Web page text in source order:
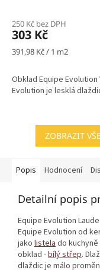
250 Kč bez DPH
303 Kč
Měrná
391,98 Kč / 1 m2
Obklad Equipe
Evolution je lesklá
ZOBRAZIT
Popis Hodnocení
Detailní popis
Equipe Evolution
Equipe Evolution od
jako listela do
obklad -bílý střep.
dlaždic je málo